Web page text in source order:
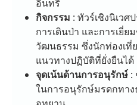
อินทรี
กิจกรรม : ทัวร์เชิงนิเวศ
การเดินป่า และการเยี่
วัฒนธรรม ซึ่งนักท่องเที่
แนวทางปฏิบัติที่ยั่งยืนได้
จุดเน้นด้านการอนุรักษ์ :
ในการอนุรักษ์มรดกทา